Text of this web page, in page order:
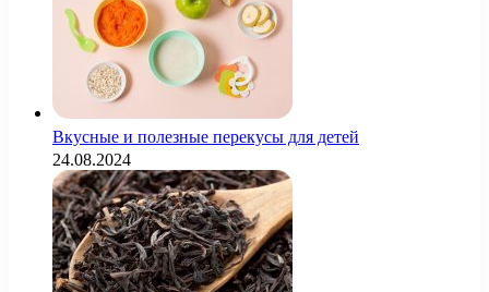
Вкусные и полезные перекусы для детей
24.08.2024